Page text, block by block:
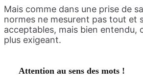
Mais comme dans une prise de
normes ne mesurent pas tout et
acceptables, mais bien entendu,
plus exigeant.
Attention au sens des mots !